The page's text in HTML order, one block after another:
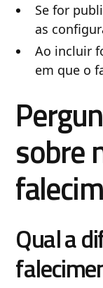
Se for
as
Ao incluir
em que o
sobre
Qual a